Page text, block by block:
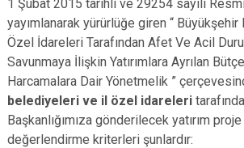
1 Şubat 2015 tarihli ve 29254 sayılı
yayımlanarak yürürlüğe giren “
Özel İdareleri Tarafından Afet Ve Acil
Savunmaya İlişkin Yatırımlara Ayrılan
Harcamalara Dair Yönetmelik ”
belediyeleri ve il özel idareleri
Başkanlığımıza gönderilecek yatırım
değerlendirme kriterleri şunlardır: